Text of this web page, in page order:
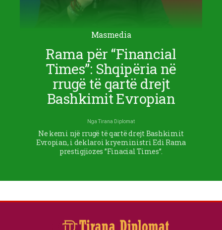
Masmedia
Rama për “Financial
Times”: Shqipëria në
rrugë të qartë drejt
Bashkimit Evropian
NgaTirana Diplomat
Ne kemi një rrugë të qartë drejt Bashkimit
Evropian, i deklaroi kryeministri Edi Rama
prestigjiozes ”Finacial Times”.